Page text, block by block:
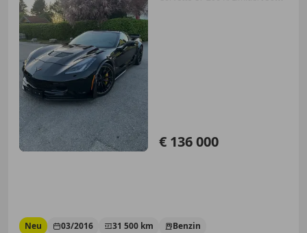
€ 136 000
Neu 03/2016 31 500 km
Benzin